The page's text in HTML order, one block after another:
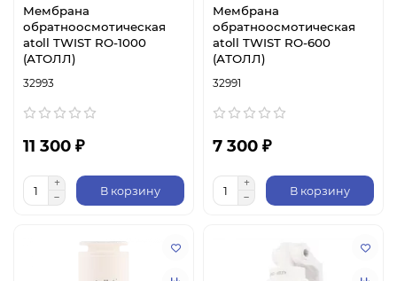
Мембрана
обратноосмотическая
atoll TWIST RO-1000
(АТОЛЛ)
32993
11 300 ₽
В корзину
Мембрана
обратноосмотическая
atoll TWIST RO-600
(АТОЛЛ)
32991
7 300 ₽
В корзину